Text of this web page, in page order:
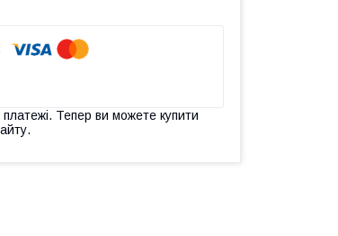
платежі. Тепер ви можете купити